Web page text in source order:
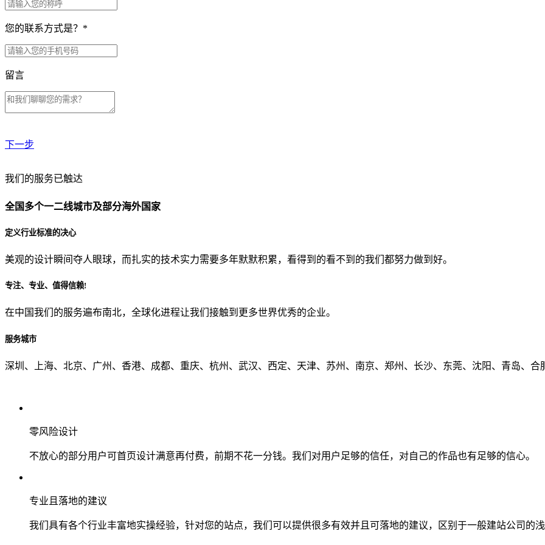
您的联系方式是？ *
留言
下一步
贵公司预算范围是？
贵公司的团队规模是？
从哪里了解到我们？
我们的服务已触达
全国多个一二线城市及部分海外国家
定义行业标准的决心
美观的设计瞬间夺人眼球，而扎实的技术实力需要多年默默积累，看得到的看不到的我们都努力做到好。
专注、专业、值得信赖!
在中国我们的服务遍布南北，全球化进程让我们接触到更多世界优秀的企业。
服务城市
深圳、上海、北京、广州、香港、成都、重庆、杭州、武汉、西定、天津、苏州、南京、郑州、长沙、东莞、沈阳、青岛、合
零风险设计
不放心的部分用户可首页设计满意再付费，前期不花一分钱。我们对用户足够的信任，对自己的作品也有足够的信心。
专业且落地的建议
我们具有各个行业丰富地实操经验，针对您的站点，我们可以提供很多有效并且可落地的建议，区别于一般建站公司的